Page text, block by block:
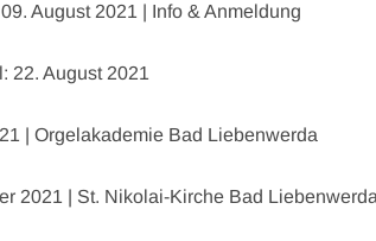
August 2021 | Info & Anmeldung
22. August 2021
| Orgelakademie Bad Liebenwerda
2021 | St. Nikolai-Kirche Bad Liebenwerda